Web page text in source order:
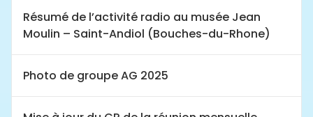
Résumé de l’activité radio au musée Jean
Moulin – Saint-Andiol (Bouches-du-Rhone)
Photo de groupe AG 2025